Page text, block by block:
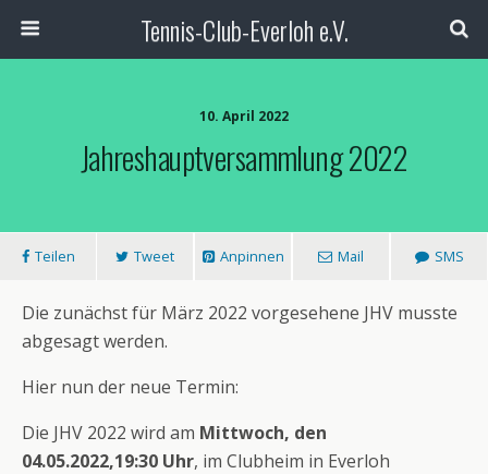
Tennis-Club-Everloh e.V.
10. April 2022
Jahreshauptversammlung 2022
Teilen Tweet Anpinnen Mail SMS
Die zunächst für März 2022 vorgesehene JHV musste
abgesagt werden.
Hier nun der neue Termin:
Die JHV 2022 wird am Mittwoch, den
04.05.2022,19:30 Uhr, im Clubheim in Everloh